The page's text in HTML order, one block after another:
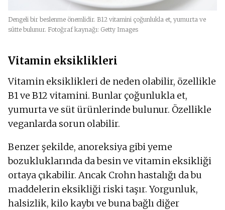
Dengeli bir beslenme önemlidir. B12 vitamini çoğunlukla et, yumurta ve
sütte bulunur. Fotoğraf kaynağı: Getty Images
Vitamin eksiklikleri
Vitamin eksiklikleri de neden olabilir, özellikle
B1 ve B12 vitamini. Bunlar çoğunlukla et,
yumurta ve süt ürünlerinde bulunur. Özellikle
veganlarda sorun olabilir.
Benzer şekilde, anoreksiya gibi yeme
bozukluklarında da besin ve vitamin eksikliği
ortaya çıkabilir. Ancak Crohn hastalığı da bu
maddelerin eksikliği riski taşır. Yorgunluk,
halsizlik, kilo kaybı ve buna bağlı diğer